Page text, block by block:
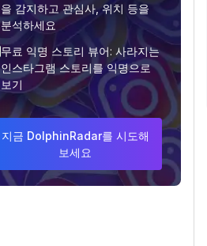
을 감지하고 관심사, 위치 등을
분석하세요
무료 익명 스토리 뷰어: 사라지는
인스타그램 스토리를 익명으로
보기
지금 DolphinRadar를 시도해
보세요